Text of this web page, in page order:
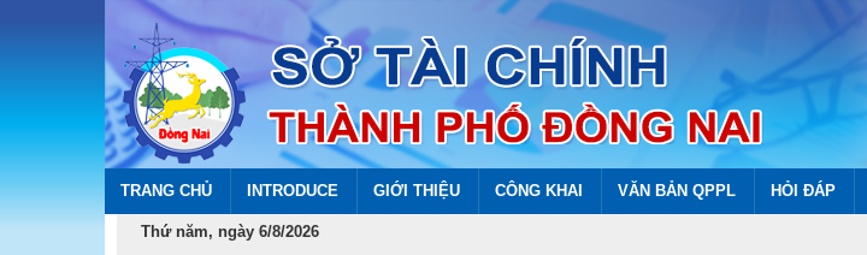
TRANG CHỦ INTRODUCE GIỚI THIỆU CÔNG KHAI VĂN BẢN QPPL HỎI ĐÁP
Thứ năm, ngày 6/8/2026